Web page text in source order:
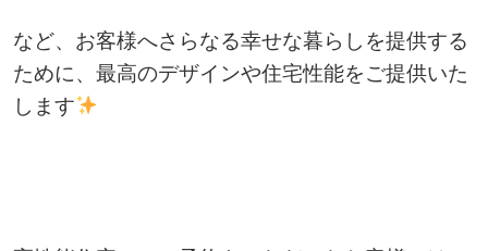
など、お客様へさらなる幸せな暮らしを提供する
ために、最高のデザインや住宅性能をご提供いた
します